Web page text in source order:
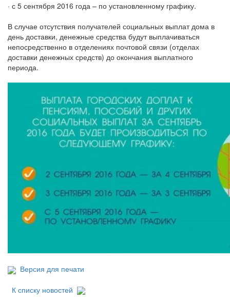
· с 5 сентября 2016 года – по установленному графику.
В случае отсутствия получателей социальных выплат дома в
день доставки, денежные средства будут выплачиваться
непосредственно в отделениях почтовой связи (отделах
доставки денежных средств) до окончания выплатного
периода.
Версия для печати
К списку новостей